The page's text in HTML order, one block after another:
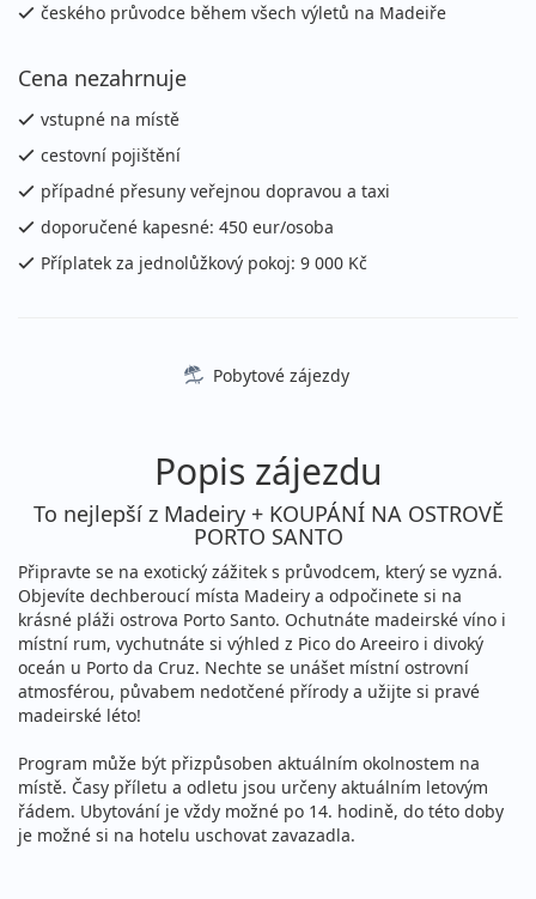
českého průvodce během všech výletů na Madeiře
Cena nezahrnuje
vstupné na místě
cestovní pojištění
případné přesuny veřejnou dopravou a taxi
doporučené kapesné: 450 eur/osoba
Příplatek za jednolůžkový pokoj: 9 000 Kč
Pobytové zájezdy
Popis zájezdu
To nejlepší z Madeiry + KOUPÁNÍ NA OSTROVĚ
PORTO SANTO
Připravte se na exotický zážitek s průvodcem, který se vyzná.
Objevíte dechberoucí místa Madeiry a odpočinete si na
krásné pláži ostrova Porto Santo. Ochutnáte madeirské víno i
místní rum, vychutnáte si výhled z Pico do Areeiro i divoký
oceán u Porto da Cruz. Nechte se unášet místní ostrovní
atmosférou, půvabem nedotčené přírody a užijte si pravé
madeirské léto!
Program může být přizpůsoben aktuálním okolnostem na
místě. Časy příletu a odletu jsou určeny aktuálním letovým
řádem. Ubytování je vždy možné po 14. hodině, do této doby
je možné si na hotelu uschovat zavazadla.